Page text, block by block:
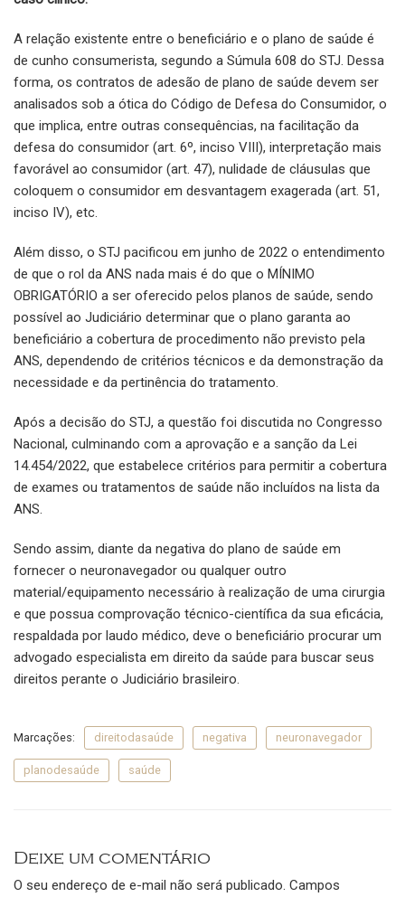
A relação existente entre o beneficiário e o plano de saúde é
de cunho consumerista, segundo a Súmula 608 do STJ. Dessa
forma, os contratos de adesão de plano de saúde devem ser
analisados sob a ótica do Código de Defesa do Consumidor, o
que implica, entre outras consequências, na facilitação da
defesa do consumidor (art. 6º, inciso VIII), interpretação mais
favorável ao consumidor (art. 47), nulidade de cláusulas que
coloquem o consumidor em desvantagem exagerada (art. 51,
inciso IV), etc.
Além disso, o STJ pacificou em junho de 2022 o entendimento
de que o rol da ANS nada mais é do que o MÍNIMO
OBRIGATÓRIO a ser oferecido pelos planos de saúde, sendo
possível ao Judiciário determinar que o plano garanta ao
beneficiário a cobertura de procedimento não previsto pela
ANS, dependendo de critérios técnicos e da demonstração da
necessidade e da pertinência do tratamento.
Após a decisão do STJ, a questão foi discutida no Congresso
Nacional, culminando com a aprovação e a sanção da Lei
14.454/2022, que estabelece critérios para permitir a cobertura
de exames ou tratamentos de saúde não incluídos na lista da
ANS.
Sendo assim, diante da negativa do plano de saúde em
fornecer o neuronavegador ou qualquer outro
material/equipamento necessário à realização de uma cirurgia
e que possua comprovação técnico-científica da sua eficácia,
respaldada por laudo médico, deve o beneficiário procurar um
advogado especialista em direito da saúde para buscar seus
direitos perante o Judiciário brasileiro.
Marcações: direitodasaúde negativa neuronavegador
planodesaúde saúde
Deixe um comentário
O seu endereço de e-mail não será publicado. Campos